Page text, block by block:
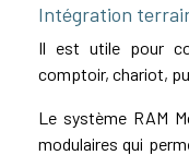
Intégration
Il est utile pour
comptoir, chariot,
Le système RAM
modulaires qui